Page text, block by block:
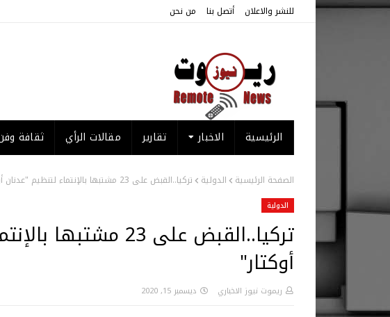
للنشر والاعلان أتصل بنا من نحن
الرئيسية الاخبار تقارير مقالات الرأي ثقافة
الصفحة الرئيسية الدولية تركيا..القبض على 23 مشتبها بالإنتماء لتنظيم "عدنان أوكتار"
الدولية
تركيا..القبض على 23
أوكتار"
ريموت نيوز الاخباري ديسمبر 15, 2020